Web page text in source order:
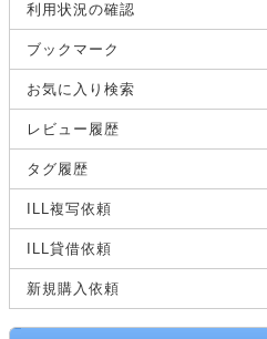
利用状況の確認
ブックマーク
お気に入り検索
レビュー履歴
タグ履歴
ILL複写依頼
ILL貸借依頼
新規購入依頼